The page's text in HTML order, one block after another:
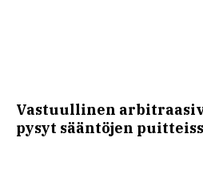
Vastuullinen
pysyt sääntöjen